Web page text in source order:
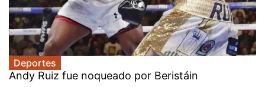
Deportes
Andy Ruiz fue noqueado por Beristáin